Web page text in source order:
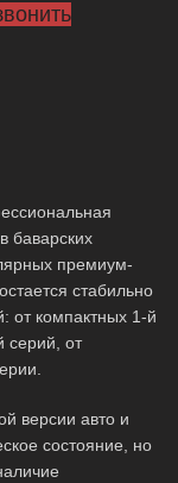
баварских
премиум-
стабильно
от компактных 1-й
серий, от
версии авто и
состояние, но